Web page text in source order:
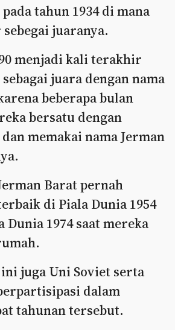
tahun 1934 di mana
juaranya.
menjadi kali terakhir
juara dengan nama
beberapa bulan
bersatu dengan
memakai nama Jerman
Barat pernah
di Piala Dunia 1954
Dunia 1974 saat mereka
juga Uni Soviet serta
dalam
tahunan tersebut.